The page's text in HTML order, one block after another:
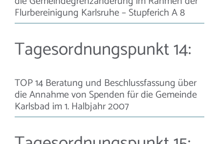
Flurbereinigung Karlsruhe – Stupferich A 8
Tagesordnungspunkt 14:
TOP 14 Beratung und Beschlussfassung über
die Annahme von Spenden für die Gemeinde
Karlsbad im 1. Halbjahr 2007